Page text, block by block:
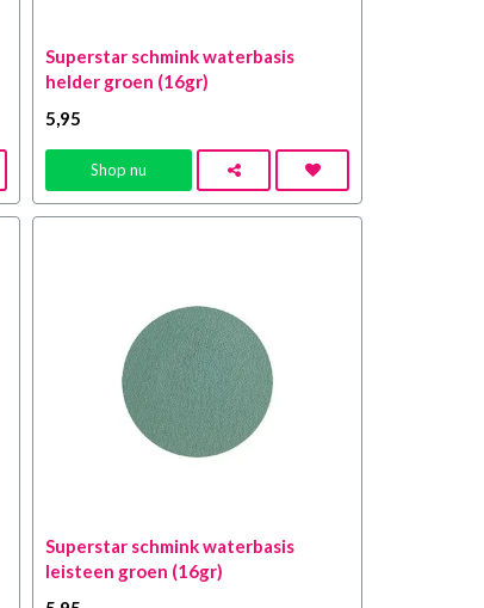
Superstar schmink waterbasis
helder groen (16gr)
5 ,95
Shop nu
Superstar schmink waterbasis
leisteen groen (16gr)